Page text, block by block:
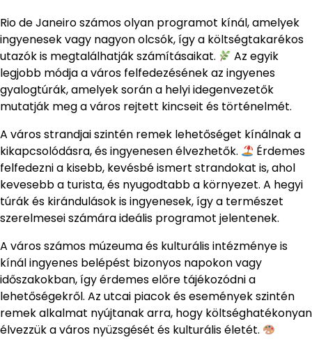
Rio de Janeiro számos olyan programot kínál, amelyek
ingyenesek vagy nagyon olcsók, így a költségtakarékos
utazók is megtalálhatják számításaikat.
Az egyik
legjobb módja a város felfedezésének az ingyenes
gyalogtúrák, amelyek során a helyi idegenvezetők
mutatják meg a város rejtett kincseit és történelmét.
A város strandjai szintén remek lehetőséget kínálnak a
kikapcsolódásra, és ingyenesen élvezhetők.
Érdemes
felfedezni a kisebb, kevésbé ismert strandokat is, ahol
kevesebb a turista, és nyugodtabb a környezet. A hegyi
túrák és kirándulások is ingyenesek, így a természet
szerelmesei számára ideális programot jelentenek.
A város számos múzeuma és kulturális intézménye is
kínál ingyenes belépést bizonyos napokon vagy
időszakokban, így érdemes előre tájékozódni a
lehetőségekről. Az utcai piacok és események szintén
remek alkalmat nyújtanak arra, hogy költséghatékonyan
élvezzük a város nyüzsgését és kulturális életét.